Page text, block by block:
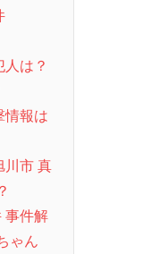
は？
情報は
川市 真
事件解
ゃん